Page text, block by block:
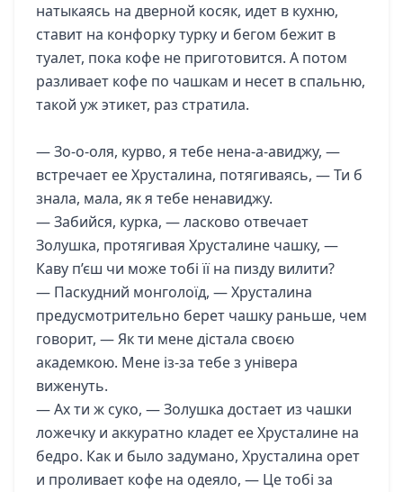
натыкаясь на дверной косяк, идет в кухню,
ставит на конфорку турку и бегом бежит в
туалет, пока кофе не приготовится. А потом
разливает кофе по чашкам и несет в спальню,
такой уж этикет, раз стратила.
— Зо-о-оля, курво, я тебе нена-а-авиджу, —
встречает ее Хрусталина, потягиваясь, — Ти б
знала, мала, як я тебе ненавиджу.
— Забийся, курка, — ласково отвечает
Золушка, протягивая Хрусталине чашку, —
Каву п’єш чи може тобі її на пизду вилити?
— Паскудний монголоїд, — Хрусталина
предусмотрительно берет чашку раньше, чем
говорит, — Як ти мене дістала своєю
академкою. Мене із-за тебе з універа
виженуть.
— Ах ти ж суко, — Золушка достает из чашки
ложечку и аккуратно кладет ее Хрусталине на
бедро. Как и было задумано, Хрусталина орет
и проливает кофе на одеяло, — Це тобі за